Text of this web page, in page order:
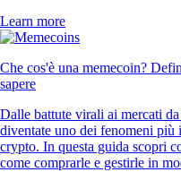
Learn more
Che cos'è una memecoin?
sapere
Dalle battute virali ai mercati
diventate uno dei fenomeni
crypto. In questa guida scopri
come comprarle e gestirle in